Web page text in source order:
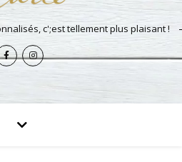
c';est tellement plus plaisant !